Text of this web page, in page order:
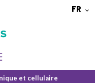
Choisir
FR
et cellulaire